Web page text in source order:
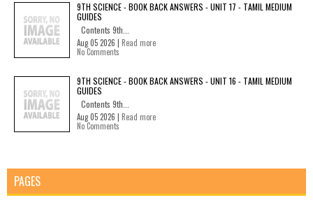
9TH SCIENCE - BOOK BACK ANSWERS - UNIT 17 - TAMIL MEDIUM
GUIDES
Contents 9th...
Aug 05 2026 | Read more
No Comments
9TH SCIENCE - BOOK BACK ANSWERS - UNIT 16 - TAMIL MEDIUM
GUIDES
Contents 9th...
Aug 05 2026 | Read more
No Comments
PAGES